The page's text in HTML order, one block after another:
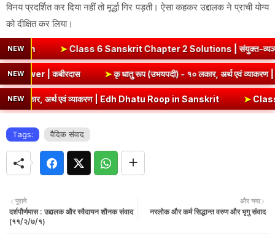
विनय प्रदर्शित कर दिया नहीं तो मूर्द्धा गिर पड़ती। ऐसा कहकर उद्दालक ने प्राची योग्य
को दीक्षित कर लिया।
NEW6 Sanskrit Chapter 2 Solutions | संयुक्त-व्यञ्जनानि (दीपकम) |
NEW& Question Answer | कबीरदास ➤कृ धातु रूप (उभयपदी) - १०
NEW
व्याकरण | Edh Dhatu Roop in Sanskrit ➤Class 8 Hindi Malhar
Tags: वैदिक संवाद
और नया
नरलोक और कर्म सिद्धान्त वरुण और भृगु संवाद
पुराने
दर्शपौर्णमास : उद्दालक और स्वैदायन शौनक संवाद
(११/२/७/१)